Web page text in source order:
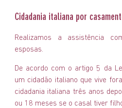
Cidadania italiana por
Realizamos a assistência
esposas.
De acordo com o artigo 5 da
um cidadão italiano que vive
cidadania italiana três anos
ou 18 meses se o casal tiver